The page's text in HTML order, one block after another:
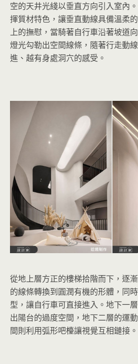
空的天井光綫以垂直方向引入室內
揮質材特色，讓垂直動線具備溫柔
上的撫慰，當騎著自行車沿著坡道
燈光勾勒出空間線條，隨著行走動
進、越有身處洞穴的感受。
從地上層方正的樓梯拾階而下，逐
的線條轉換到圓潤有機的形體，同
型，讓自行車可直接進入。地下一
出陽台的過度空間，地下二層的運
間則利用弧形吧檯讓視覺互相鏈接。